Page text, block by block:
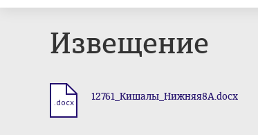
Извещение
.docx 12761_Кишалы_Нижняя8А.docx